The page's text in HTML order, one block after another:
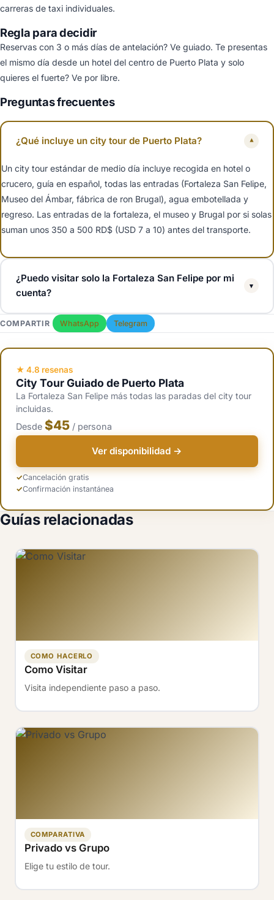
carreras de taxi individuales.
Regla para decidir
Reservas con 3 o más días de antelación? Ve guiado. Te presentas
el mismo día desde un hotel del centro de Puerto Plata y solo
quieres el fuerte? Ve por libre.
Preguntas frecuentes
¿Qué incluye un city tour de Puerto Plata? ▾
Un city tour estándar de medio día incluye recogida en hotel o
crucero, guía en español, todas las entradas (Fortaleza San Felipe,
Museo del Ámbar, fábrica de ron Brugal), agua embotellada y
regreso. Las entradas de la fortaleza, el museo y Brugal por si solas
suman unos 350 a 500 RD$ (USD 7 a 10) antes del transporte.
¿Puedo visitar solo la Fortaleza San Felipe por mi
cuenta?
▾
Si. Toma un taxi al extremo oeste del Malecón, paga unos 100 RD$
en la puerta y explora durante 45 a 60 minutos. Opcionalmente
contrata un guía independiente en la entrada por 5 a 10 USD.
COMPARTIR WhatsApp Telegram
★ 4.8 resenas
City Tour Guiado de Puerto Plata
La Fortaleza San Felipe más todas las paradas del city tour
incluidas.
Desde $45 / persona
Ver disponibilidad →
Cancelación gratis
Confirmación instantánea
Guías relacionadas
COMO HACERLO
Como Visitar
Visita independiente paso a paso.
COMPARATIVA
Privado vs Grupo
Elige tu estilo de tour.